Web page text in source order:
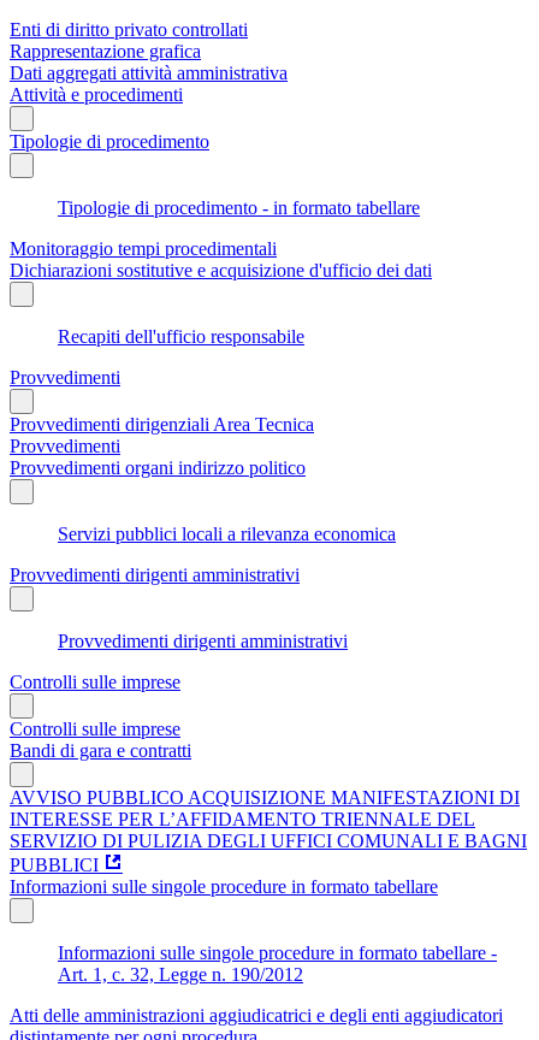
Enti di diritto privato controllati
Rappresentazione grafica
Dati aggregati attività amministrativa
Attività e procedimenti
Tipologie di procedimento
Tipologie di procedimento - in formato tabellare
Monitoraggio tempi procedimentali
Dichiarazioni sostitutive e acquisizione d'ufficio dei dati
Recapiti dell'ufficio responsabile
Provvedimenti
Provvedimenti dirigenziali Area Tecnica
Provvedimenti
Provvedimenti organi indirizzo politico
Servizi pubblici locali a rilevanza economica
Provvedimenti dirigenti amministrativi
Provvedimenti dirigenti amministrativi
Controlli sulle imprese
Controlli sulle imprese
Bandi di gara e contratti
AVVISO PUBBLICO ACQUISIZIONE MANIFESTAZIONI DI
INTERESSE PER L’AFFIDAMENTO TRIENNALE DEL
SERVIZIO DI PULIZIA DEGLI UFFICI COMUNALI E BAGNI
PUBBLICI
Informazioni sulle singole procedure in formato tabellare
Informazioni sulle singole procedure in formato tabellare -
Art. 1, c. 32, Legge n. 190/2012
Atti delle amministrazioni aggiudicatrici e degli enti aggiudicatori